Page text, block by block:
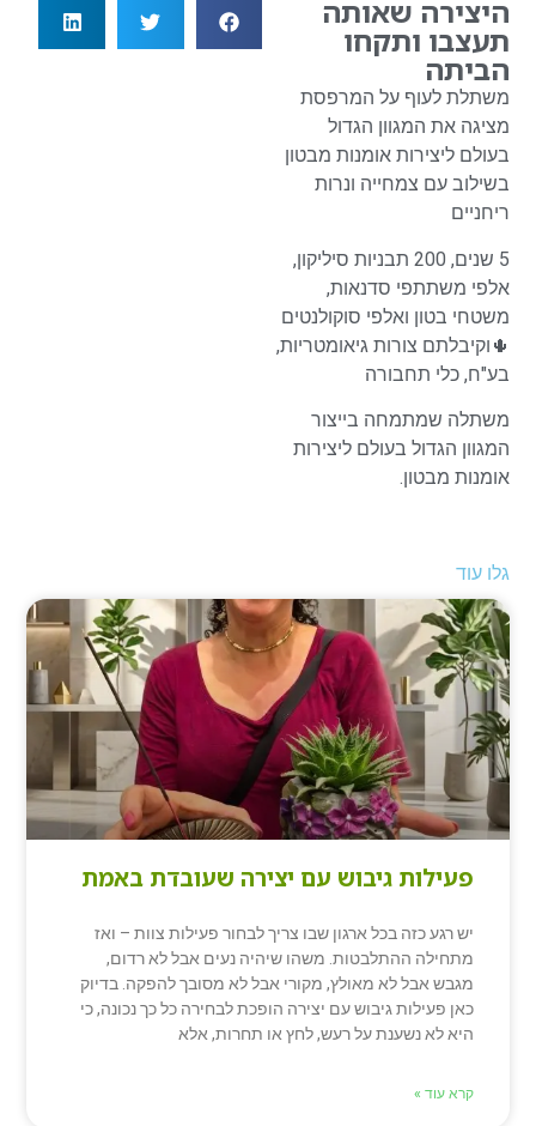
היצירה שאותה
תעצבו ותקחו
הביתה
משתלת לעוף על המרפסת
מציגה את המגוון הגדול
בעולם ליצירות אומנות מבטון
בשילוב עם צמחייה ונרות
ריחניים
5 שנים, 200 תבניות סיליקון,
אלפי משתתפי סדנאות,
משטחי בטון ואלפי סוקולנטים
🌵וקיבלתם צורות גיאומטריות,
בע"ח, כלי תחבורה
משתלה שמתמחה בייצור
המגוון הגדול בעולם ליצירות
אומנות מבטון.
גלו עוד
פעילות גיבוש עם יצירה שעובדת באמת
יש רגע כזה בכל ארגון שבו צריך לבחור פעילות צוות – ואז
מתחילה ההתלבטות. משהו שיהיה נעים אבל לא רדום,
מגבש אבל לא מאולץ, מקורי אבל לא מסובך להפקה. בדיוק
כאן פעילות גיבוש עם יצירה הופכת לבחירה כל כך נכונה, כי
היא לא נשענת על רעש, לחץ או תחרות, אלא
קרא עוד »